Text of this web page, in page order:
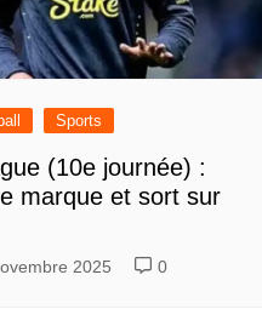
Sports
(10e journée) :
marque et sort sur
2025 0